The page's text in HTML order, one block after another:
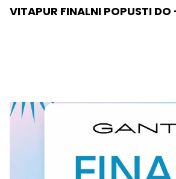
VITAPUR FINALNI POPUSTI